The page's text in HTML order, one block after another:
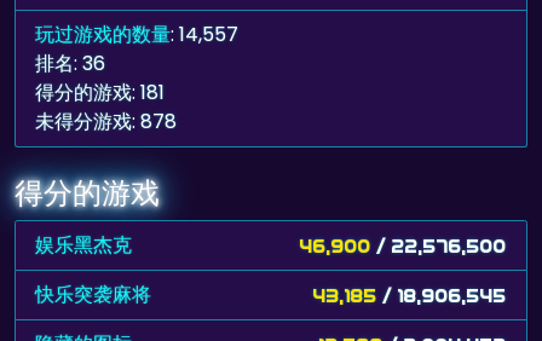
玩过游戏的数量: 14,557
排名: 36
得分的游戏: 181
未得分游戏: 878
得分的游戏
娱乐黑杰克 46,900 / 22,576,500
快乐突袭麻将 43,185 / 18,906,545